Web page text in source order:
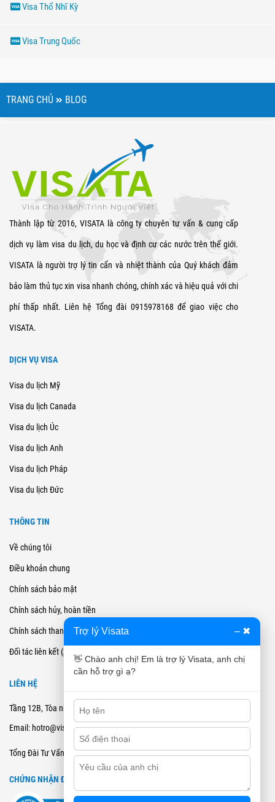
Visa Thổ Nhĩ Kỳ
Visa Trung Quốc
TRANG CHỦ BLOG
Thành lập từ 2016, VISATA là công ty chuyên tư vấn & cung cấp
dịch vụ làm visa du lịch, du học và định cư các nước trên thế giới.
VISATA là người trợ lý tin cẩn và nhiệt thành của Quý khách đảm
bảo làm thủ tục xin visa nhanh chóng, chính xác và hiệu quả với chi
phí thấp nhất. Liên hệ Tổng đài 0915978168 để giao việc cho
VISATA.
DỊCH VỤ VISA
Visa du lịch Mỹ
Visa du lịch Canada
Visa du lịch Úc
Visa du lịch Anh
Visa du lịch Pháp
Visa du lịch Đức
THÔNG TIN
Về chúng tôi
Điều khoản chung
Chính sách bảo mật
Chính sách hủy, hoàn tiền
Chính sách thanh toán
Đối tác liên kết (Affiliate)
LIÊN HỆ
Tầng 12B, Tòa nhà Cienco4 - 180 Nguyễn Thị Minh Khai, Quận 3, TPHCM
Email: hotro@visata.vn
Tổng Đài Tư Vấn: 0915978168
CHỨNG NHẬN ĐĂNG KÝ BCT
Trợ lý Visata – ✖
👋 Chào anh chị! Em là trợ lý Visata, anh chị
cần hỗ trợ gì ạ?